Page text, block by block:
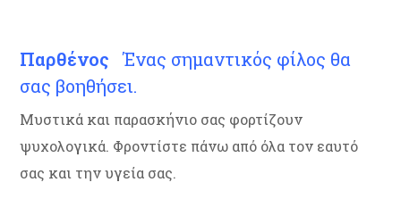
Παρθένος Ένας σημαντικός φίλος θα
σας βοηθήσει.
Μυστικά και παρασκήνιο σας φορτίζουν
ψυχολογικά. Φροντίστε πάνω από όλα τον εαυτό
σας και την υγεία σας.